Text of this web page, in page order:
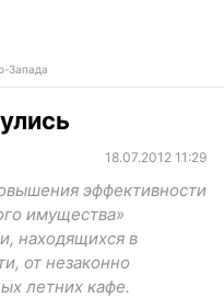
Запада
18.07.2012 11:29
эффективности
имущества»
находящихся в
от незаконно
летних кафе.